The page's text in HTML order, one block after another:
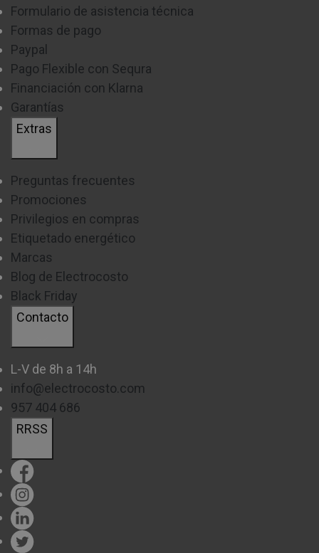
Formulario de asistencia técnica
Formas de pago
Paypal
Pago Flexible con Sequra
Financiación con Klarna
Garantías
Extras
Preguntas frecuentes
Promociones
Privilegios en compras
Etiquetado energético
Marcas
Blog de Electrocosto
Black Friday
Contacto
L-V de 8h a 14h
info@electrocosto.com
957 404 686
RRSS